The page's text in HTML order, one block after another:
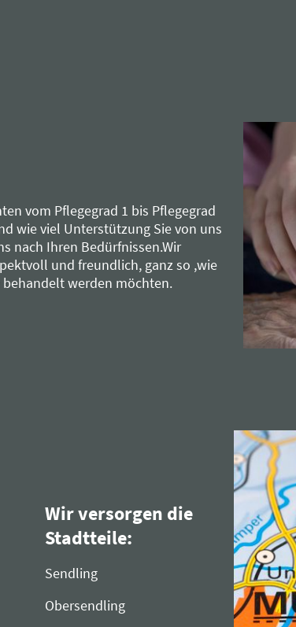
vom Pflegegrad 1 bis Pflegegrad
wie viel Unterstützung Sie von uns
nach Ihren Bedürfnissen.Wir
und freundlich, ganz so ,wie
werden möchten.
Wir versorgen die
Stadtteile:
Sendling
Obersendling